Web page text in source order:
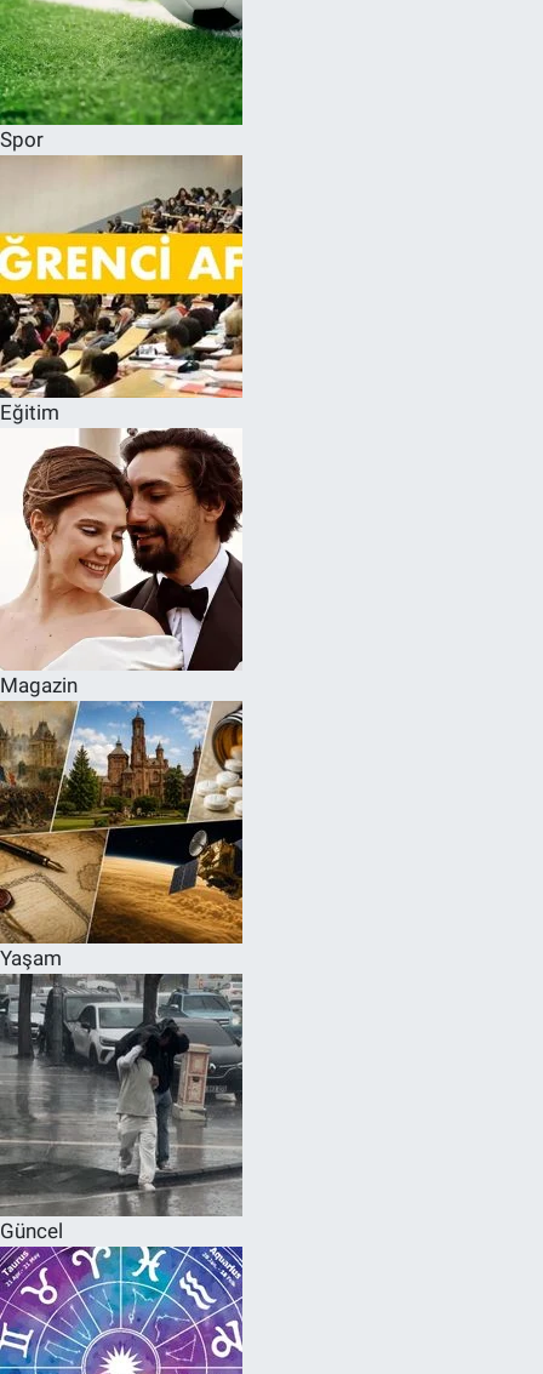
Spor
Eğitim
Magazin
Yaşam
Güncel